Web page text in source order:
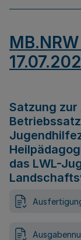
Satzung zur
das LWL-